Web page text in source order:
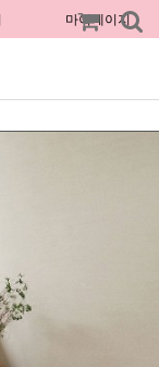
마이페이지